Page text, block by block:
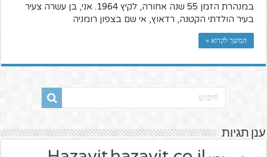
במנהרת הזמן 55 שנה אחורה, לקיץ 1964. אני, בן עשרה צעיר
בעיר הולדתי הקטנה, רדאוץ, אי שם בצפון רומניה
המשך לקרוא »
ענן תגיות